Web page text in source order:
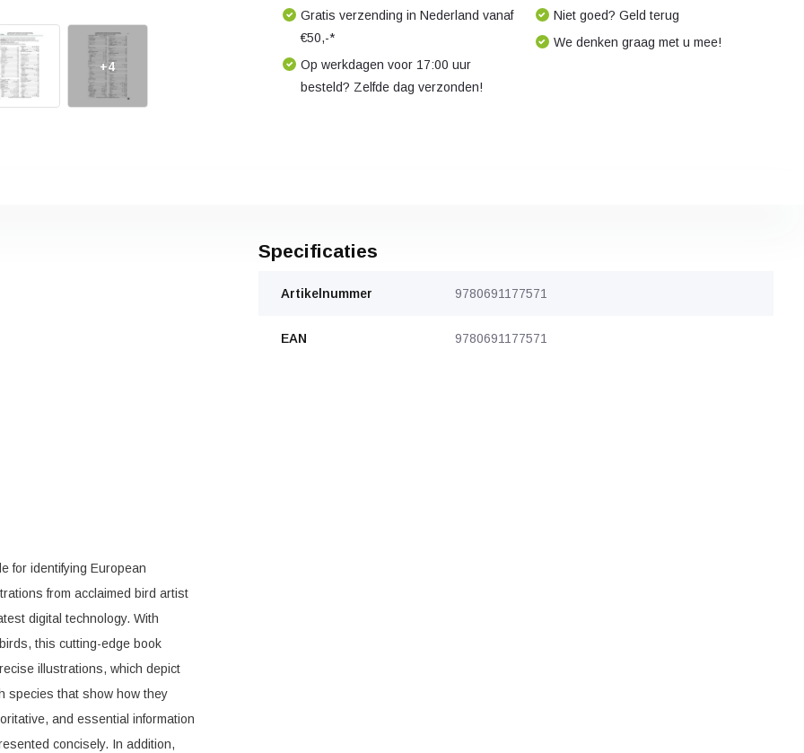
+4
Gratis verzending in Nederland vanaf
€50,-*
Op werkdagen voor 17:00 uur
besteld? Zelfde dag verzonden!
Niet goed? Geld terug
We denken graag met u mee!
for identifying European
from acclaimed bird artist
digital technology. With
this cutting-edge book
illustrations, which depict
species that show how they
and essential information
concisely. In addition,
Specificaties
Artikelnummer 9780691177571
EAN 9780691177571